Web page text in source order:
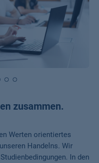
zusammen.
Werten orientiertes
Handelns. Wir
In den